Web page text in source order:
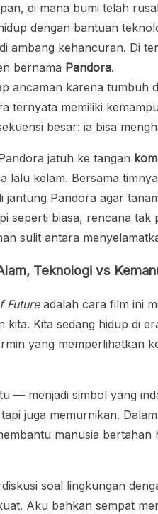
di mana bumi telah
dengan bantuan
ambang kehancuran. Di
bernama Pandora.
ancaman karena
ternyata memiliki
besar: ia bisa
jatuh ke tangan
lalu kelam. Bersama
Pandora agar
seperti biasa, rencana
sulit antara
Teknologi vs
Futureadalah cara film ini
kita. Kita sedang hidup di
yang memperlihatkan
— menjadi simbol yang
juga memurnikan.
manusia
soal lingkungan
Aku bahkan sempat